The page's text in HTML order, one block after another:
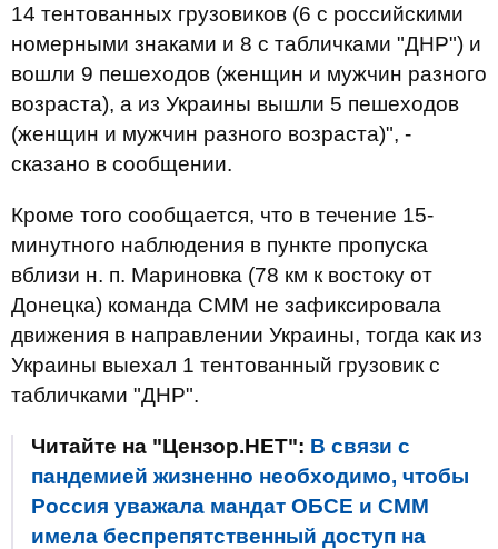
14 тентованных грузовиков (6 с российскими
номерными знаками и 8 с табличками "ДНР") и
вошли 9 пешеходов (женщин и мужчин разного
возраста), а из Украины вышли 5 пешеходов
(женщин и мужчин разного возраста)", -
сказано в сообщении.
Кроме того сообщается, что в течение 15-
минутного наблюдения в пункте пропуска
вблизи н. п. Мариновка (78 км к востоку от
Донецка) команда СММ не зафиксировала
движения в направлении Украины, тогда как из
Украины выехал 1 тентованный грузовик с
табличками "ДНР".
Читайте на "Цензор.НЕТ": В связи с
пандемией жизненно необходимо, чтобы
Россия уважала мандат ОБСЕ и СММ
имела беспрепятственный доступ на